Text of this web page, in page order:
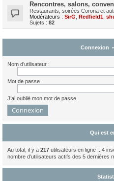
Rencontres, salons,
Restaurants, soirées Corona et
Modérateurs : SirG Redfield1
Sujets : 82
Connexion •
Nom d’utilisateur :
Mot de passe :
J’ai oublié mon mot de passe
Qui est
Au total, il y a 217 utilisateurs en ligne :: 4
nombre d’utilisateurs actifs des 5 dernières